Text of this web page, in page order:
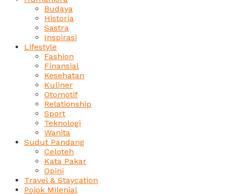
Budaya
Historia
Sastra
Inspirasi
Lifestyle
Fashion
Finansial
Kesehatan
Kuliner
Otomotif
Relationship
Sport
Teknologi
Wanita
Sudut Pandang
Celoteh
Kata Pakar
Opini
Travel & Staycation
Pojok Milenial